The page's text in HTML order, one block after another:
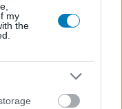
my
the
Finn és Jake még
(kölykök?)
karakterek
természetesen a
Ezen